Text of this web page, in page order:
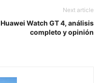
Next article
Huawei Watch GT 4, análisis
completo y opinión